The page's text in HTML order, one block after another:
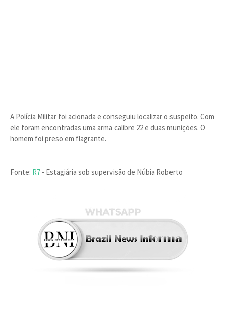
A Polícia Militar foi acionada e conseguiu localizar o suspeito. Com
ele foram encontradas uma arma calibre 22 e duas munições. O
homem foi preso em flagrante.
Fonte: R7 - Estagiária sob supervisão de Núbia Roberto